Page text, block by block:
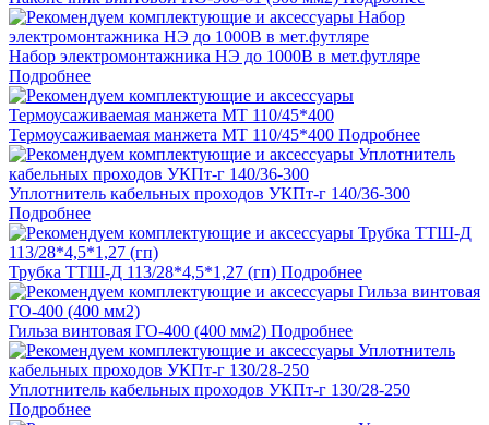
Набор электромонтажника НЭ до 1000В в мет.футляре
Подробнее
Термоусаживаемая манжета МТ 110/45*400 Подробнее
Уплотнитель кабельных проходов УКПт-г 140/36-300
Подробнее
Трубка ТТШ-Д 113/28*4,5*1,27 (гп) Подробнее
Гильза винтовая ГО-400 (400 мм2) Подробнее
Уплотнитель кабельных проходов УКПт-г 130/28-250
Подробнее